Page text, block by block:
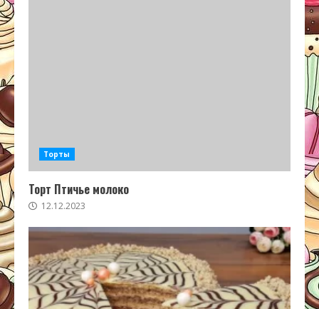
Торты
Торт Птичье молоко
12.12.2023